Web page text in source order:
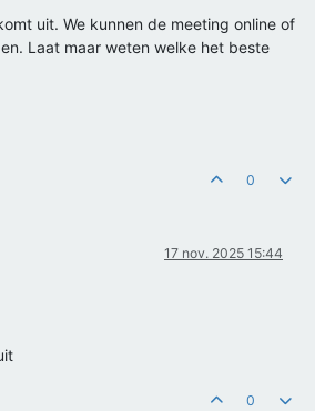
uit. We kunnen de meeting online of
Laat maar weten welke het beste
0
17 nov. 2025 15:44
0